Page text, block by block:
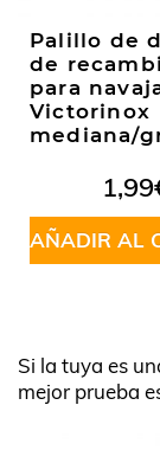
Palillo de
de
para
Victorinox
mediana/
1,99
AÑADIR AL
Si la tuya es
mejor prueba